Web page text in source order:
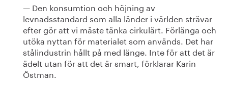
— Den konsumtion och höjning av
levnadsstandard som alla länder i världen strävar
efter gör att vi måste tänka cirkulärt. Förlänga och
utöka nyttan för materialet som används. Det har
stålindustrin hållt på med länge. Inte för att det är
ädelt utan för att det är smart, förklarar Karin
Östman.